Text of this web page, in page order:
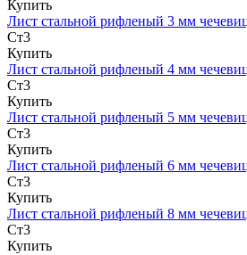
Купить
Лист стальной рифленый 3 мм
Ст3
Купить
Лист стальной рифленый 4 мм
Ст3
Купить
Лист стальной рифленый 5 мм
Ст3
Купить
Лист стальной рифленый 6 мм
Ст3
Купить
Лист стальной рифленый 8 мм
Ст3
Купить